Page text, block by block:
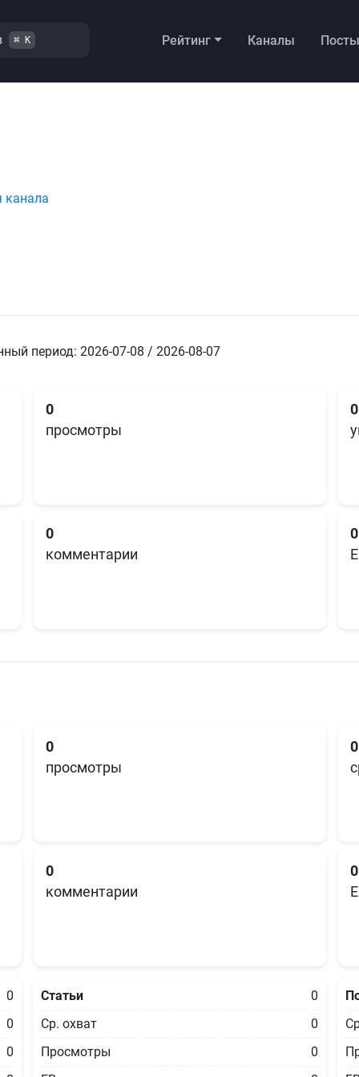
⌘ K Рейтинг Каналы Посты
канала
период: 2026-07-08 / 2026-08-07
0
просмотры
0
0
комментарии
0
0
просмотры
0
0
комментарии
0
0
0
0
Статьи
0
Ср. охват
0
Просмотры
0